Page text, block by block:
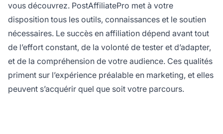
vous découvrez. PostAffiliatePro met à votre
disposition tous les outils, connaissances et le soutien
nécessaires. Le succès en affiliation dépend avant tout
de l’effort constant, de la volonté de tester et d’adapter,
et de la compréhension de votre audience. Ces qualités
priment sur l’expérience préalable en marketing, et elles
peuvent s’acquérir quel que soit votre parcours.